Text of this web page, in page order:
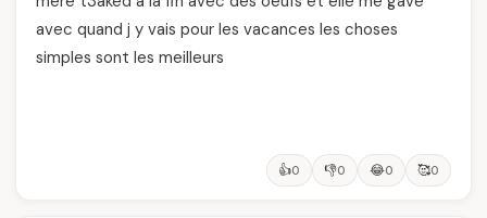
avec quand j y vais pour les vacances les choses
simples sont les meilleurs
👍0 👎0 😂0 🥰0